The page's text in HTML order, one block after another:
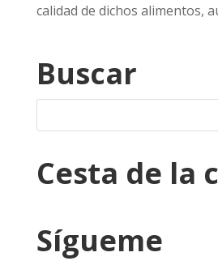
calidad de dichos alimentos,
Buscar
Cesta de la
Sígueme